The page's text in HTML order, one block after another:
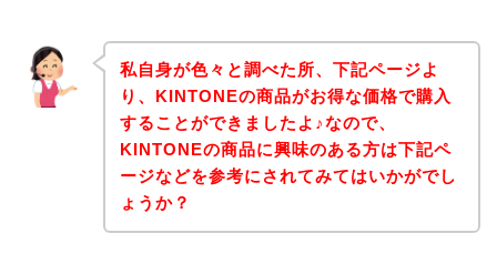
私自身が色々と調べた所、下記ページよ
り、KINTONEの商品がお得な価格で購入
することができましたよ♪なので、
KINTONEの商品に興味のある方は下記ペ
ージなどを参考にされてみてはいかがでし
ょうか？